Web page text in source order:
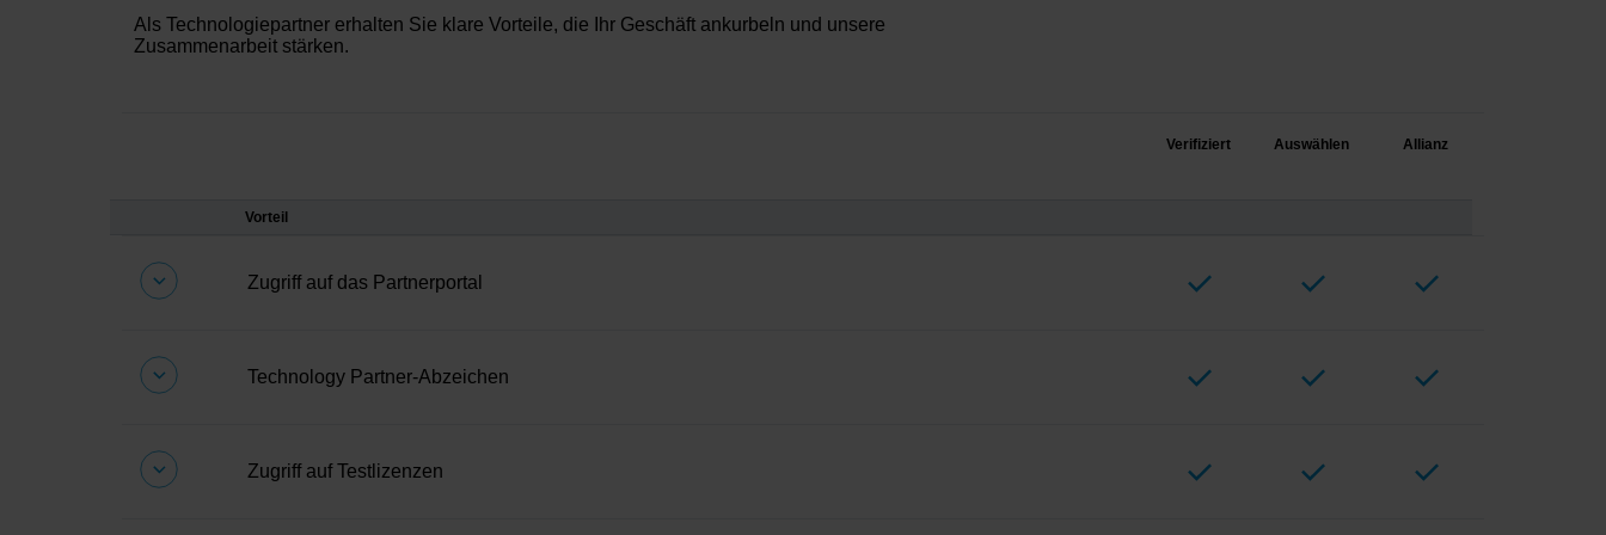
Als Technologiepartner erhalten Sie klare Vorteile, die Ihr Geschäft ankurbeln und unsere
Zusammenarbeit stärken.
Verifiziert Auswählen Allianz
Vorteil
Zugriff auf das Partnerportal
Technology Partner-Abzeichen
Zugriff auf Testlizenzen